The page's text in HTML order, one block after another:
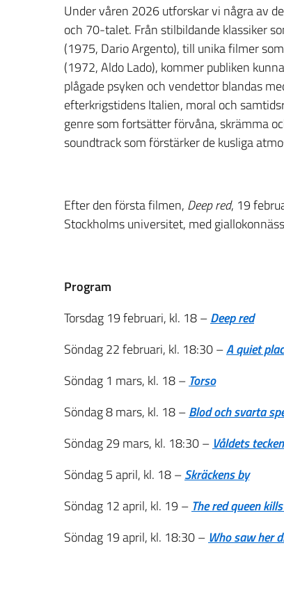
Under våren 2026 utforskar vi några av
och 70-talet. Från stilbildande klassiker
(1975, Dario Argento), till unika filmer som
(1972, Aldo Lado), kommer publiken
plågade psyken och vendettor blandas
efterkrigstidens Italien, moral och
genre som fortsätter förvåna, skrämma
soundtrack som förstärker de kusliga
Efter den första filmen, Deep red, 19
Stockholms universitet, med
Program
Torsdag 19 februari, kl. 18 –Deep red
Söndag 22 februari, kl. 18:30 –A quiet
Söndag 1 mars, kl. 18 – Torso
Söndag 8 mars, kl. 18 –Blod och svarta
Söndag 29 mars, kl. 18:30 – Våldets tecken
Söndag 5 april, kl. 18 –Skräckens by
Söndag 12 april, kl. 19 – The red queen
Söndag 19 april, kl. 18:30 – Who saw her